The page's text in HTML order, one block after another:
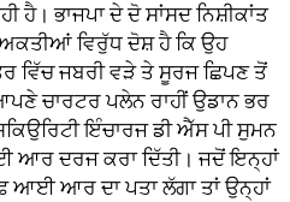
ਹੈ। ਭਾਜਪਾ ਦੇ ਦੋ ਸਾਂਸਦ ਨਿਸ਼ੀਕਾਂਤ
ਵਿਰੁੱਧ ਦੋਸ਼ ਹੈ ਕਿ ਉਹ
ਵਿੱਚ ਜਬਰੀ ਵੜੇ ਤੇ ਸੂਰਜ ਛਿਪਣ ਤੋਂ
ਚਾਰਟਰ ਪਲੇਨ ਰਾਹੀਂ ਉਡਾਨ ਭਰ
ਇੰਚਾਰਜ ਡੀ ਐੱਸ ਪੀ ਸੁਮਨ
ਦਰਜ ਕਰਾ ਦਿੱਤੀ। ਜਦੋਂ ਇਨ੍ਹਾਂ
ਆਈ ਆਰ ਦਾ ਪਤਾ ਲੱਗਾ ਤਾਂ ਉਨ੍ਹਾਂ